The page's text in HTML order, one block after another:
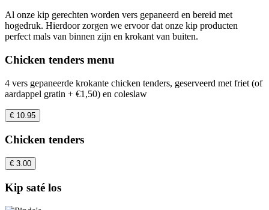
Al onze kip gerechten worden vers gepaneerd en bereid met
hogedruk. Hierdoor zorgen we ervoor dat onze kip producten
perfect mals van binnen zijn en krokant van buiten.
Chicken tenders menu
4 vers gepaneerde krokante chicken tenders, geserveerd met friet (of
aardappel gratin + €1,50) en coleslaw
€ 10.95
Chicken tenders
€ 3.00
Kip saté los